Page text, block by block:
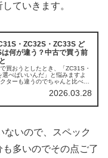
ていきます。
・ZC32S・ZC33S ど
何が違う？中古で買う前
買おうとしたとき、「ZC31S・
べばいいんだ」と悩みますよ
ターも違うのでちゃんと比べな
2026.03.28
いので、スペック
多いのでその点ご了